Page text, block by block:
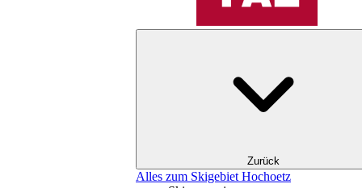
Zurück
Alles zum Skigebiet Hochoetz